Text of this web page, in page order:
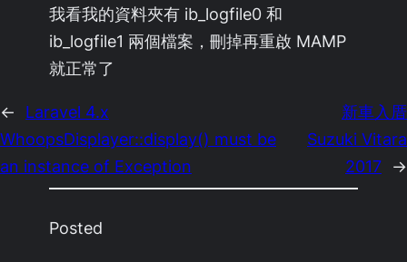
我看我的資料夾有 ib_logfile0 和
ib_logfile1 兩個檔案，刪掉再重啟 MAMP
就正常了
←
Laravel 4.x
WhoopsDisplayer::display() must be
an instance of Exception
新車入厝
Suzuki Vitara
2017 →
Posted